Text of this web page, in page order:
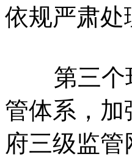
依规严肃处
第三个环
管体系，
府三级监